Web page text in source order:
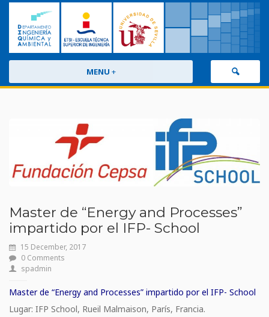
MENU +
Master de “Energy and Processes”
impartido por el IFP- School
15 December, 2017
0 Comments
spadmin
Master de “Energy and Processes” impartido por el IFP- School
Lugar: IFP School, Rueil Malmaison, París, Francia.